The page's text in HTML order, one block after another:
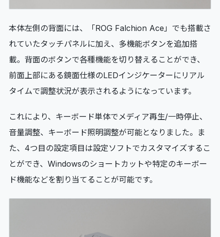
本体左側の背面には、「ROG Falchion Ace」でも搭載さ
れていたタッチパネルに加え、多機能ボタンを追加搭
載。背面のボタンで各種機能を切り替えることができ、
前面上部にある鏡面仕様のLEDインジケーターにリアル
タイムで調整状況が表示されるようになっています。
これにより、キーボード単体でメディア再生/一時停止、
音量調整、キーボード照明調整が可能となりました。ま
た、4つ目の設定項目は設定ソフトでカスタマイズするこ
とができ、Windowsのショートカットや特定のキーボー
ド機能などを割り当てることが可能です。